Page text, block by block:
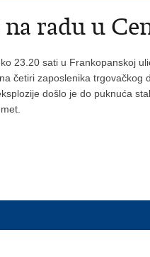
na radu u
23.20 sati u Frankopanskoj
četiri zaposlenika
došlo je do puknuća